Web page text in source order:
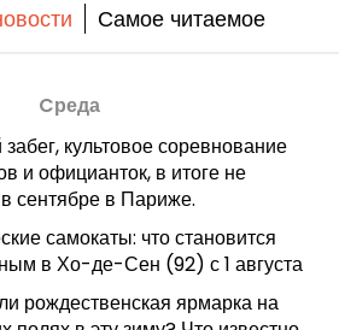
Самое читаемое
Cреда
культовое соревнование
и официанток, в итоге не
сентябре в Париже.
самокаты: что становится
в Хо-де-Сен (92) с 1 августа
рождественская ярмарка на